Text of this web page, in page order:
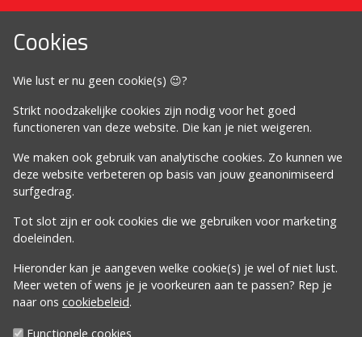
Cookies
Wie lust er nu geen cookie(s) 😉?
Strikt noodzakelijke cookies zijn nodig voor het goed
functioneren van deze website. Die kan je niet weigeren.
We maken ook gebruik van analytische cookies. Zo kunnen we
deze website verbeteren op basis van jouw geanonimiseerd
surfgedrag.
Tot slot zijn er ook cookies die we gebruiken voor marketing
doeleinden.
Hieronder kan je aangeven welke cookie(s) je wel of niet lust.
Meer weten of wens je je voorkeuren aan te passen? Rep je
naar ons cookiebeleid.
Functionele cookies
Algemene voorwaarden
Cookiebeleid
Proclaimer
Volg ons
Davos Inc | Egidius van Bredenestraat 4 | 8340